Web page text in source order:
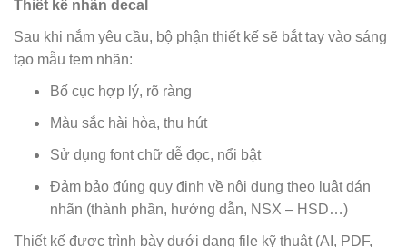
Thiết kế nhãn decal
Sau khi nắm yêu cầu, bộ phận thiết kế sẽ bắt tay vào sáng
tạo mẫu tem nhãn:
Bố cục hợp lý, rõ ràng
Màu sắc hài hòa, thu hút
Sử dụng font chữ dễ đọc, nổi bật
Đảm bảo đúng quy định về nội dung theo luật dán
nhãn (thành phần, hướng dẫn, NSX – HSD…)
Thiết kế được trình bày dưới dạng file kỹ thuật (AI, PDF,